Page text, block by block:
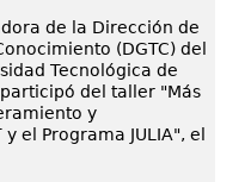
de la Dirección de
(DGTC) del
Tecnológica de
participó del taller "Más
y
el Programa JULIA", el